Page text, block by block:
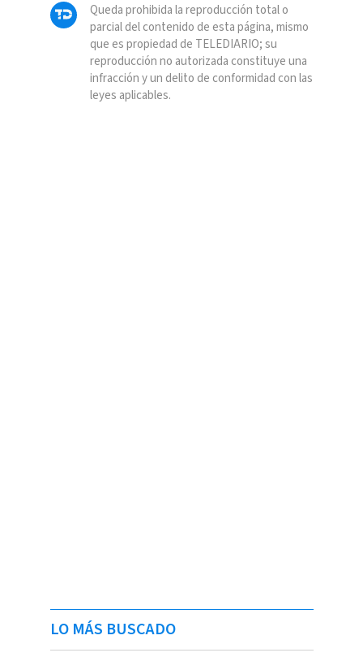
Queda prohibida la reproducción total o
parcial del contenido de esta página, mismo
que es propiedad de TELEDIARIO; su
reproducción no autorizada constituye una
infracción y un delito de conformidad con las
leyes aplicables.
LO MÁS BUSCADO